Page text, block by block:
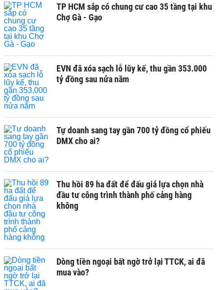
TP HCM sắp có chung cư cao 35 tầng tại khu
Chợ Gà - Gạo
EVN đã xóa sạch lỗ lũy kế, thu gần 353.000
tỷ đồng sau nửa năm
Tự doanh sang tay gần 700 tỷ đồng cổ phiếu
DMX cho ai?
Thu hồi 89 ha đất để đấu giá lựa chọn nhà
đầu tư công trình thành phố cảng hàng
không
Dòng tiền ngoại bất ngờ trở lại TTCK, ai đã
mua vào?